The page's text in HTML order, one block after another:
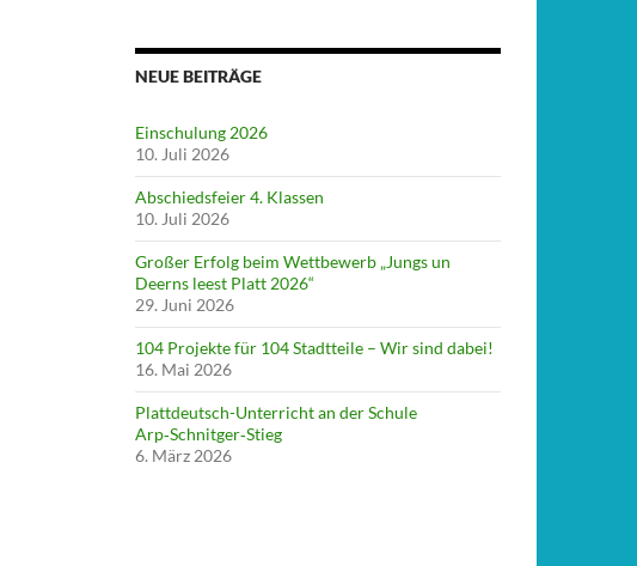
NEUE BEITRÄGE
Einschulung 2026
10. Juli 2026
Abschiedsfeier 4. Klassen
10. Juli 2026
Großer Erfolg beim Wettbewerb „Jungs un
Deerns leest Platt 2026“
29. Juni 2026
104 Projekte für 104 Stadtteile – Wir sind dabei!
16. Mai 2026
Plattdeutsch-Unterricht an der Schule
Arp‑Schnitger‑Stieg
6. März 2026